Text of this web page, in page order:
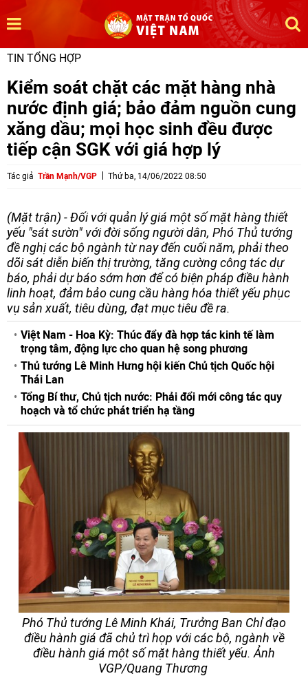
TIN TỔNG HỢP
Kiểm soát chặt các mặt hàng nhà
nước định giá; bảo đảm nguồn cung
xăng dầu; mọi học sinh đều được
tiếp cận SGK với giá hợp lý
Tác giả Trần Mạnh/VGP Thứ ba, 14/06/2022 08:50
(Mặt trận) - Đối với quản lý giá một số mặt hàng thiết
yếu "sát sườn" với đời sống người dân, Phó Thủ tướng
đề nghị các bộ ngành từ nay đến cuối năm, phải theo
dõi sát diễn biến thị trường, tăng cường công tác dự
báo, phải dự báo sớm hơn để có biện pháp điều hành
linh hoạt, đảm bảo cung cầu hàng hóa thiết yếu phục
vụ sản xuất, tiêu dùng, đạt mục tiêu đề ra.
Việt Nam - Hoa Kỳ: Thúc đẩy đà hợp tác kinh tế làm
trọng tâm, động lực cho quan hệ song phương
Thủ tướng Lê Minh Hưng hội kiến Chủ tịch Quốc hội
Thái Lan
Tổng Bí thư, Chủ tịch nước: Phải đổi mới công tác quy
hoạch và tổ chức phát triển hạ tầng
Phó Thủ tướng Lê Minh Khái, Trưởng Ban Chỉ đạo
điều hành giá đã chủ trì họp với các bộ, ngành về
điều hành giá một số mặt hàng thiết yếu. Ảnh
VGP/Quang Thương